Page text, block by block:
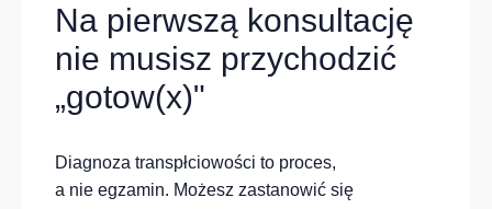
Na pierwszą konsultację
nie musisz przychodzić
„gotow(x)"
Diagnoza transpłciowości to proces,
a nie egzamin. Możesz zastanowić się